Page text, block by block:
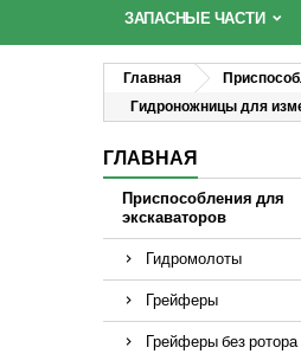
ЗАПАСНЫЕ ЧАСТИ
Главная
Гидроножницы для
ГЛАВНАЯ
Приспособления для
экскаваторов
Гидромолоты
Грейферы
Грейферы без ротора